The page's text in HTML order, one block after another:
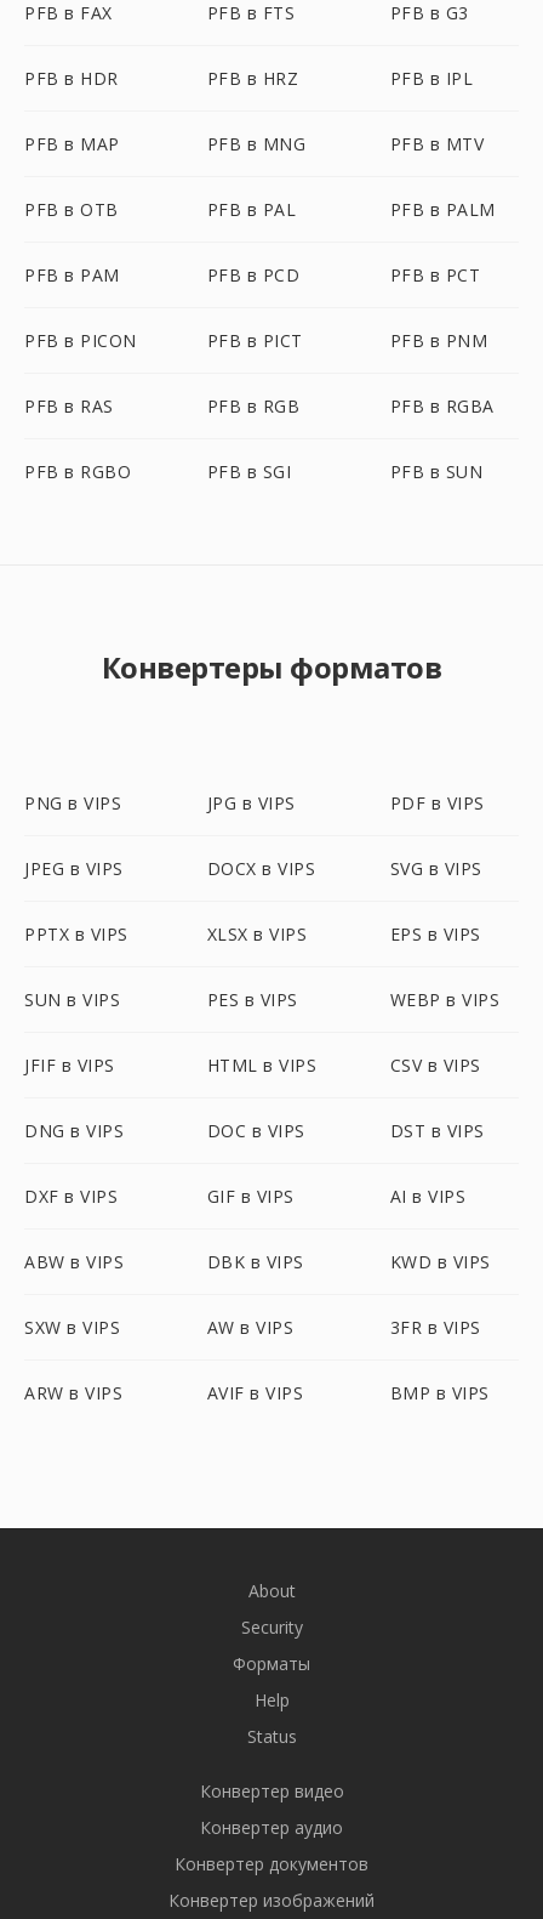
PFB в FAX PFB в FTS PFB в G3
PFB в HDR PFB в HRZ PFB в IPL
PFB в MAP PFB в MNG PFB в MTV
PFB в OTB PFB в PAL PFB в PALM
PFB в PAM PFB в PCD PFB в PCT
PFB в PICON PFB в PICT PFB в PNM
PFB в RAS PFB в RGB PFB в RGBA
PFB в RGBO PFB в SGI PFB в SUN
Конвертеры форматов
PNG в VIPS JPG в VIPS PDF в VIPS
JPEG в VIPS DOCX в VIPS SVG в VIPS
PPTX в VIPS XLSX в VIPS EPS в VIPS
SUN в VIPS PES в VIPS WEBP в VIPS
JFIF в VIPS HTML в VIPS CSV в VIPS
DNG в VIPS DOC в VIPS DST в VIPS
DXF в VIPS GIF в VIPS AI в VIPS
ABW в VIPS DBK в VIPS KWD в VIPS
SXW в VIPS AW в VIPS 3FR в VIPS
ARW в VIPS AVIF в VIPS BMP в VIPS
About
Security
Форматы
Help
Status
Конвертер видео
Конвертер аудио
Конвертер документов
Конвертер изображений